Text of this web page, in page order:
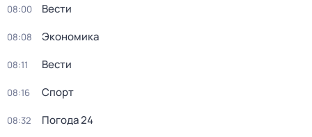
08:00 Вести
08:08 Экономика
08:11 Вести
08:16 Спорт
08:32 Погода 24